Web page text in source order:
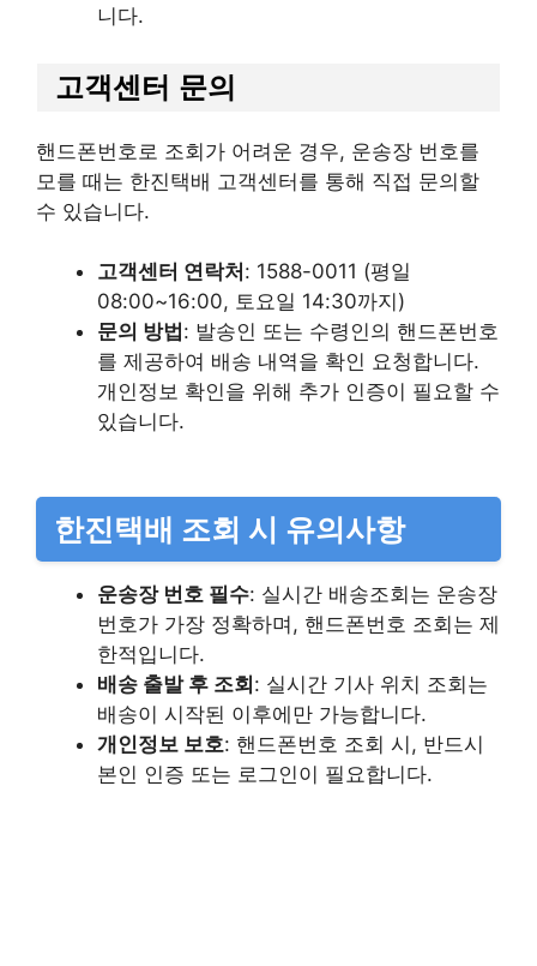
니다.
고객센터 문의
핸드폰번호로 조회가 어려운 경우, 운송장 번호를
모를 때는 한진택배 고객센터를 통해 직접 문의할
수 있습니다.
고객센터 연락처 : 1588-0011 (평일
08:00~16:00, 토요일 14:30까지)
문의 방법 : 발송인 또는 수령인의 핸드폰번호
를 제공하여 배송 내역을 확인 요청합니다.
개인정보 확인을 위해 추가 인증이 필요할 수
있습니다.
한진택배 조회 시 유의사항
운송장 번호 필수: 실시간 배송조회는 운송장
번호가 가장 정확하며, 핸드폰번호 조회는 제
한적입니다.
배송 출발 후 조회 : 실시간 기사 위치 조회는
배송이 시작된 이후에만 가능합니다.
개인정보 보호: 핸드폰번호 조회 시, 반드시
본인 인증 또는 로그인이 필요합니다.